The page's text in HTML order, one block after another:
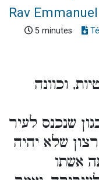
Rav
5 minutes
וכוונה
שנכנס לעיר
שלא יהיה
אשתו